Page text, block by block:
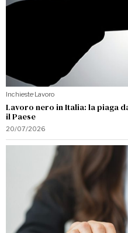
Inchieste·Lavoro
Lavoro nero in Italia: la piaga
il Paese
20/07/2026